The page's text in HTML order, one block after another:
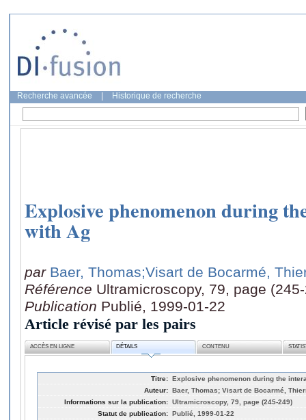
Recherche avancée Historique de recherche
Explosive phenomenon during
with Ag
par Baer, Thomas;Visart de Bocarmé,
Référence Ultramicroscopy, 79, page
Publication Publié, 1999-01-22
Article révisé par les pairs
ACCÈS EN LIGNE DÉTAILS CONTENU
Titre: Explosive phenomenon during the
Auteur: Baer, Thomas; Visart de Bocarmé,
Informations sur la publication: Ultramicroscopy, 79, page (245-249)
Statut de publication: Publié, 1999-01-22